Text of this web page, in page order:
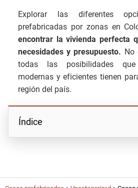
Explorar las diferentes
prefabricadas por zonas en
encontrar la vivienda perfecta
necesidades y presupuesto. No
todas las posibilidades
modernas y eficientes tienen
región del país.
Índice